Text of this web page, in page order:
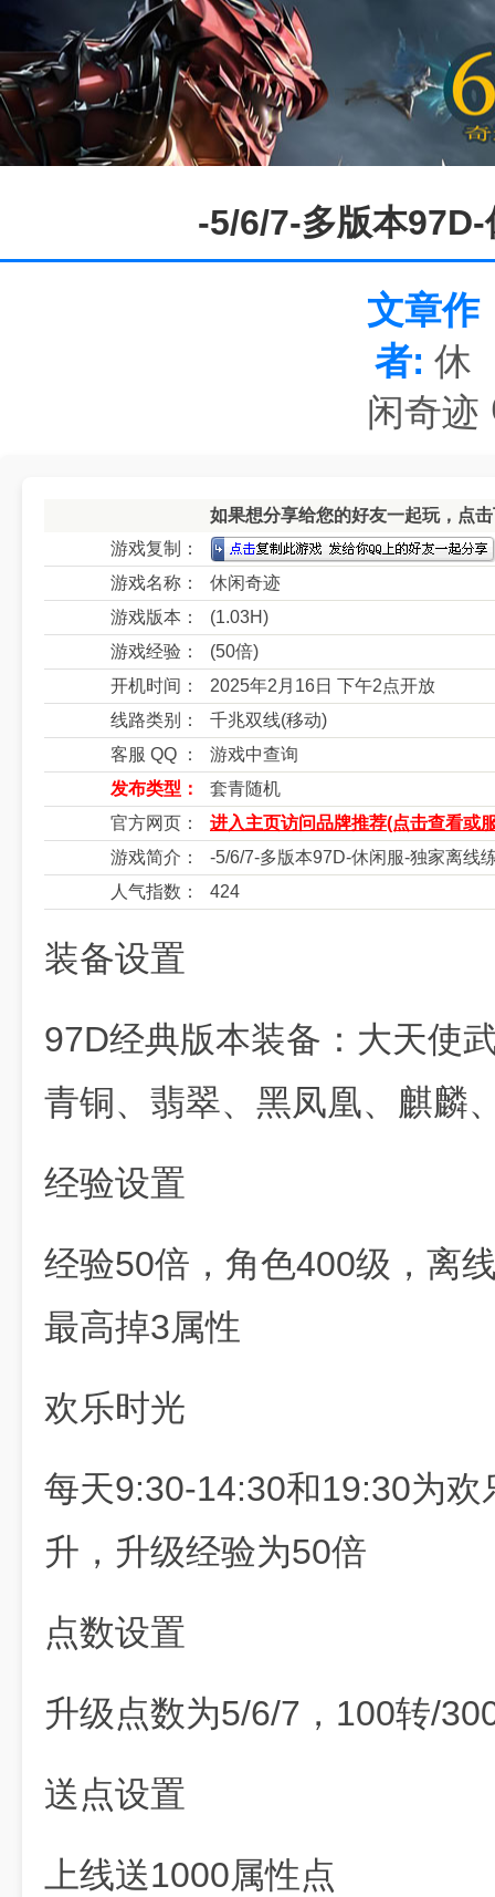
-5/6/7-多版本
文章作
者: 休
闲奇迹
如果想分享给您的好友一起玩，点
游戏复制：
游戏名称：
休闲奇迹
游戏版本：
(1.03H)
游戏经验：
(50倍)
开机时间：
2025年2月16日 下午2点开放
线路类别：
千兆双线(移动)
客服 QQ ：
游戏中查询
发布类型：
套青随机
官方网页：
进入主页访问品牌推荐(点击查看或
游戏简介：
-5/6/7-多版本97D-休闲服-独家离线
人气指数：
424
装备设置
97D经典版本装备：大天使
青铜、翡翠、黑凤凰、麒麟
经验设置
经验50倍，角色400级，离
最高掉3属性
欢乐时光
每天9:30-14:30和19:30为
升，升级经验为50倍
点数设置
升级点数为5/6/7，100转/
送点设置
上线送1000属性点